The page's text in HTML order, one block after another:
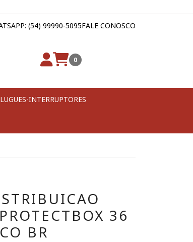
(54) 99990-5095FALE CONOSCO
0
INTERRUPTORES
36
BR